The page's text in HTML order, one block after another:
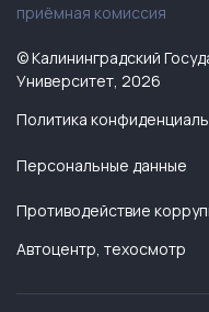
приёмная комиссия
© Калининградский
Университет, 2026
Политика
Персональные данные
Противодействие
Автоцентр, техосмотр